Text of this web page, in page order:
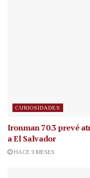
CURIOSIDADES
Ironman 70.3 prevé
a El Salvador
HACE 9 MESES